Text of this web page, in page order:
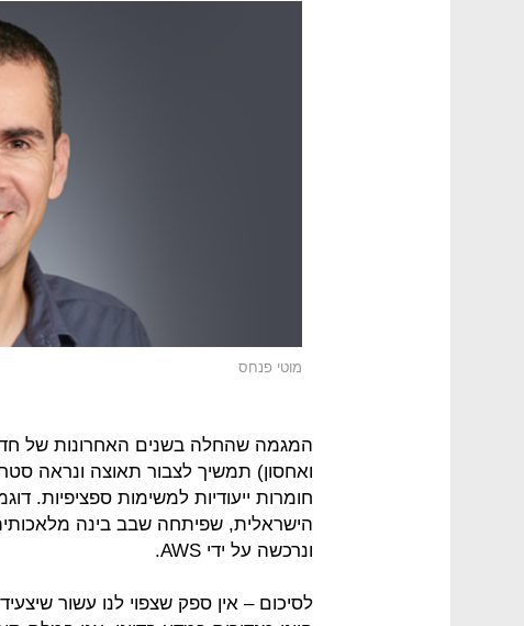
מוטי פנחס
המגמה שהחלה בשנים האחרונות של
ואחסון) תמשיך לצבור תאוצה ונראה
חומרות ייעודיות למשימות ספציפיות.
הישראלית, שפיתחה שבב בינה
ונרכשה על ידי AWS.
לסיכום – אין ספק שצפוי לנו עשור